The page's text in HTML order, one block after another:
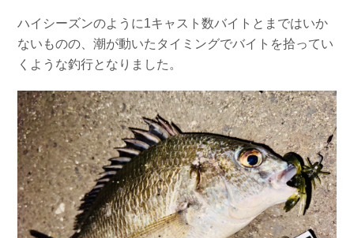
お問い合わせ
Contact us
会社概要
Company
Recruit Link
ハイシーズンのように1キャスト数バイトとまではいか
ないものの、潮が動いたタイミングでバイトを拾ってい
くような釣行となりました。